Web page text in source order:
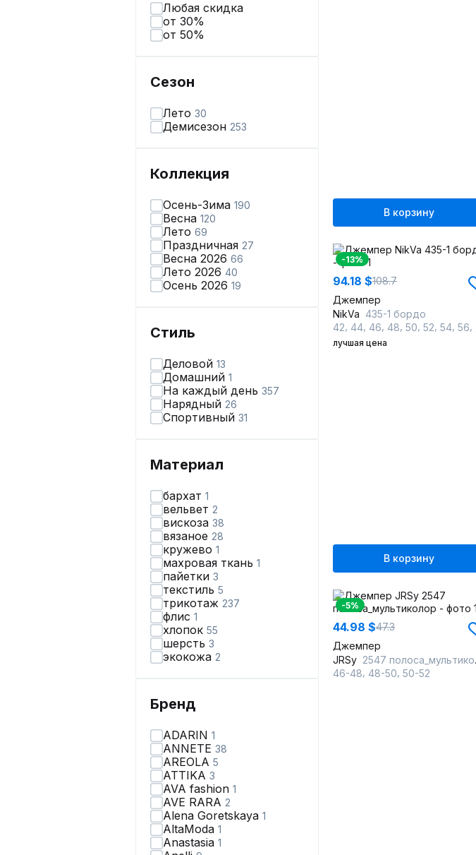
Любая скидка
от 30%
от 50%
Сезон
Лето 30
Демисезон 253
Коллекция
Осень-Зима 190
Весна 120
Лето 69
Праздничная 27
Весна 2026 66
Лето 2026 40
Осень 2026 19
Стиль
Деловой 13
Домашний 1
На каждый день 357
Нарядный 26
Спортивный 31
Материал
бархат 1
вельвет 2
вискоза 38
вязаное 28
кружево 1
махровая ткань 1
пайетки 3
текстиль 5
трикотаж 237
флис 1
хлопок 55
шерсть 3
экокожа 2
Бренд
ADARIN 1
ANNETE 38
AREOLA 5
ATTIKA 3
AVA fashion 1
AVE RARA 2
Alena Goretskaya 1
AltaModa 1
Anastasia 1
В корзину
-13%
94.18 $108.7
Джемпер
NikVa 435-1 бордо
42 44 46 48 50 52 54 56
лучшая цена
В корзину
-5%
44.98 $47.3
Джемпер
JRSy 2547 полоса_мультиколор
46-48 48-50 50-52